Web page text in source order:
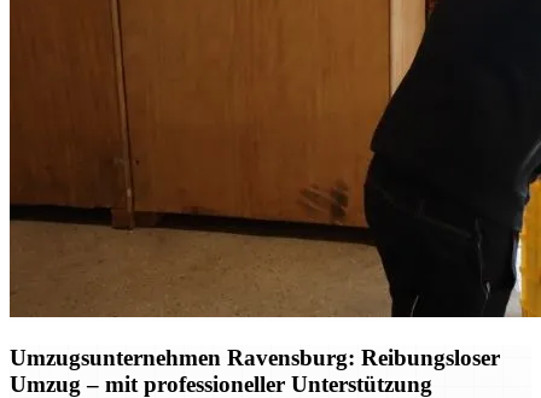
Umzugsunternehmen Ravensburg: Reibungsloser
Umzug – mit professioneller Unterstützung